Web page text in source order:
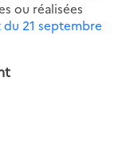
ou réalisées
21 septembre